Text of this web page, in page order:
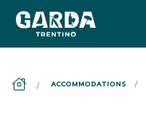
ACCOMMODATIONS